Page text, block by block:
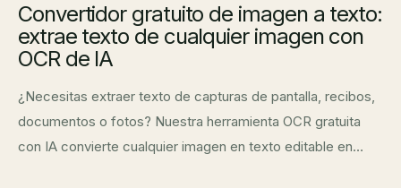
Convertidor gratuito de imagen a texto:
extrae texto de cualquier imagen con
OCR de IA
¿Necesitas extraer texto de capturas de pantalla, recibos,
documentos o fotos? Nuestra herramienta OCR gratuita
con IA convierte cualquier imagen en texto editable en